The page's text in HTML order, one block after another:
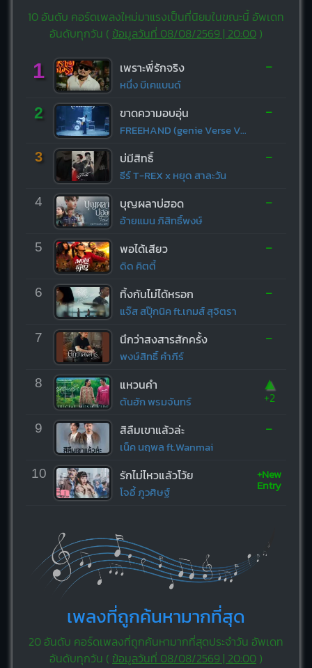
10 อันดับ คอร์ดเพลงใหม่มาแรงเป็นที่นิยมในขณะนี้ อัพเดท
อันดับทุกวัน ( ข้อมูลวันที่ 08/08/2569 | 20:00)
1 เพราะพี่รักจริง
หนึ่ง บีเคแบนด์
-
2 ขาดความอบอุ่น
FREEHAND (genie Verse Vol.1)
-
3 บ่มีสิทธิ์
ธีร์ T-REX x หยุด สาละวัน
-
4 บุญผลาบ่ฮอด
อ้ายแมน ภิสิทธิ์พงษ์
-
5 พอได้เสียว
ดิด คิตตี้
-
6 ทิ้งกันไม่ได้หรอก
แจ๊ส สปุ๊กนิค ft.เกมส์ สุจิตรา
-
7 นึกว่าสงสารสักครั้ง
พงษ์สิทธิ์ คำภีร์
-
8 แหวนคำ
ต้นฮัก พรมจันทร์
▲
+2
9 สิลืมเขาแล้วล่ะ
เน็ค นฤพล ft.Wanmai
-
10 รักไม่ไหวแล้วโว้ย
โจอี้ ภูวศิษฐ์
+New
Entry
เพลงที่ถูกค้นหามากที่สุด
20 อันดับ คอร์ดเพลงที่ถูกค้นหามากที่สุดประจำวัน อัพเดท
อันดับทุกวัน ( ข้อมูลวันที่ 08/08/2569 | 20:00)